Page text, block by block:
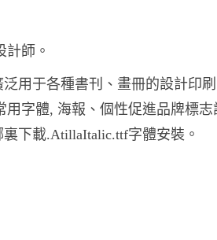
師。
用于各種書刊、畫冊的設計印
字體, 海報、個性促進品牌標
下載.AtillaItalic.ttf字體安裝。